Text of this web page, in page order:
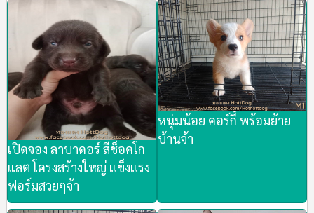
เปิดจอง ลาบาดอร์ สีช็อคโก
แลต โครงสร้างใหญ่ แข็งแรง
ฟอร์มสวยๆจ้า
หนุ่มน้อย คอร์กี้ พร้อมย้าย
บ้านจ้า